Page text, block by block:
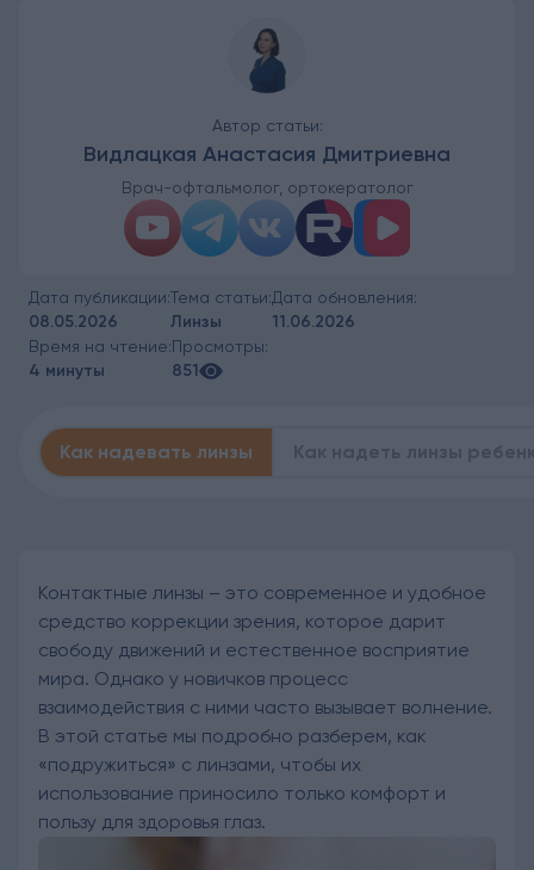
Автор статьи:
Видлацкая Анастасия Дмитриевна
Врач-офтальмолог, ортокератолог
Дата публикации:
08.05.2026
Тема статьи:
Линзы
Дата обновления:
11.06.2026
Время на чтение:
4 минуты
Просмотры:
851
Как надевать линзы
Контактные линзы – это современное и удобное
средство коррекции зрения, которое дарит
свободу движений и естественное восприятие
мира. Однако у новичков процесс
взаимодействия с ними часто вызывает волнение.
В этой статье мы подробно разберем, как
«подружиться» с линзами, чтобы их
использование приносило только комфорт и
пользу для здоровья глаз.